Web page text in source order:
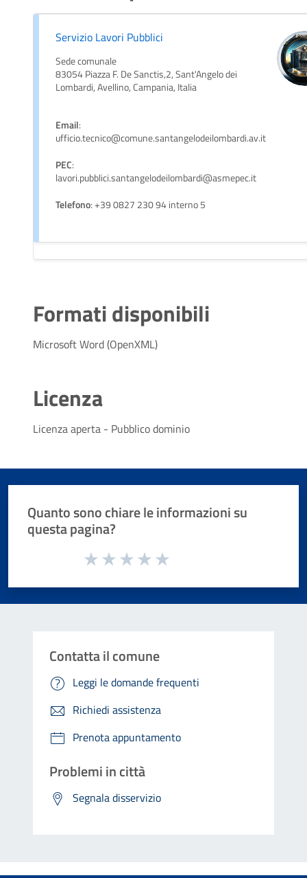
Servizio Lavori Pubblici
Sede comunale
83054 Piazza F. De Sanctis,2, Sant'Angelo dei
Lombardi, Avellino, Campania, Italia
Email:
ufficio.tecnico@comune.santangelodeilombardi.av.it
PEC:
lavori.pubblici.santangelodeilombardi@asmepec.it
Telefono: +39 0827 230 94 interno 5
Formati disponibili
Microsoft Word (OpenXML)
Licenza
Licenza aperta - Pubblico dominio
Quanto sono chiare le informazioni su
questa pagina?
Valuta da 1 a 5 stelle la pagina
Contatta il comune
Leggi le domande frequenti
Richiedi assistenza
Prenota appuntamento
Problemi in città
Segnala disservizio